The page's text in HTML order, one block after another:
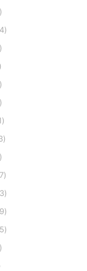
(2)
(24)
(3)
(3)
(8)
(11)
(13)
(2)
(27)
(23)
(59)
(95)
(9)